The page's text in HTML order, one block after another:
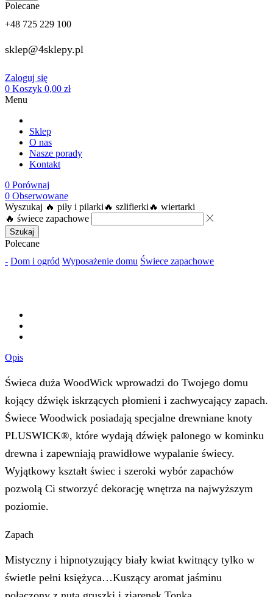
Polecane
+48 725 229 100
sklep@4sklepy.pl
Zaloguj się
0 Koszyk 0,00 zł
Menu
Sklep
O nas
Nasze porady
Kontakt
0 Porównaj
0 Obserwowane
Wyszukaj 🔥 piły i pilarki 🔥 szlifierki 🔥 wiertarki
🔥 świece zapachowe
Szukaj
Polecane
- Dom i ogród Wyposażenie domu Świece zapachowe
Opis
Świeca duża WoodWick wprowadzi do Twojego domu
kojący dźwięk iskrzących płomieni i zachwycający zapach.
Świece Woodwick posiadają specjalne drewniane knoty
PLUSWICK®, które wydają dźwięk palonego w kominku
drewna i zapewniają prawidłowe wypalanie świecy.
Wyjątkowy kształt świec i szeroki wybór zapachów
pozwolą Ci stworzyć dekorację wnętrza na najwyższym
poziomie.
Zapach
Mistyczny i hipnotyzujący biały kwiat kwitnący tylko w
świetle pełni księżyca…Kuszący aromat jaśminu